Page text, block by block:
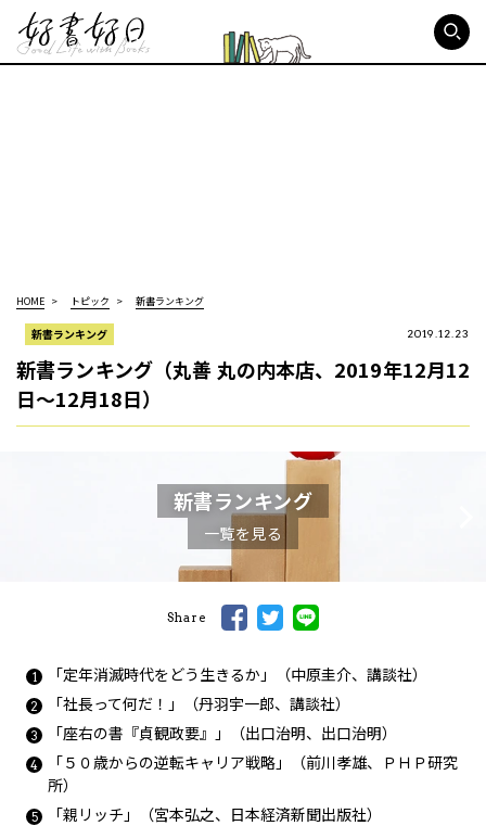
HOME トピック 新書ランキング
新書ランキング 2019.12.23
新書ランキング（丸善 丸の内本店、2019年12月12
日～12月18日）
新書ランキング
一覧を見る
Share
「定年消滅時代をどう生きるか」（中原圭介、講談社）
「社長って何だ！」（丹羽宇一郎、講談社）
「座右の書『貞観政要』」（出口治明、出口治明）
「５０歳からの逆転キャリア戦略」（前川孝雄、ＰＨＰ研究
所）
「親リッチ」（宮本弘之、日本経済新聞出版社）